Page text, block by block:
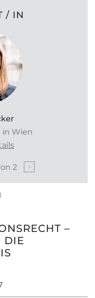
/ IN
in Wien
2
–
DIE